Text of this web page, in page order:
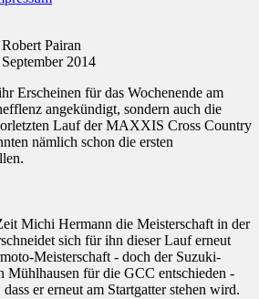
Robert Pairan
2014
Erscheinen für das Wochenende am
angekündigt, sondern auch die
Lauf der MAXXIS Cross Country
nämlich schon die ersten
Michi Hermann die Meisterschaft in der
sich für ihn dieser Lauf erneut
Meisterschaft - doch der Suzuki-
Mühlhausen für die GCC entschieden -
er erneut am Startgatter stehen wird.